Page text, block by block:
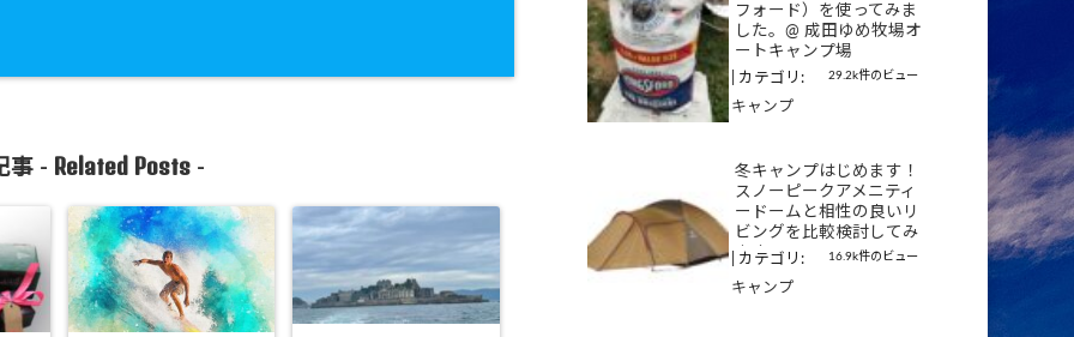
事 - Related Posts-
フォード）を使ってみま
した。@ 成田ゆめ牧場オ
ートキャンプ場
29.2k件のビュー
カテゴリ:
キャンプ
冬キャンプはじめます！
スノーピークアメニティ
ードームと相性の良いリ
ビングを比較検討してみ
ます
16.9k件のビュー
カテゴリ:
キャンプ